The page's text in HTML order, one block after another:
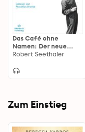
Das Café ohne
Namen: Der neue
Roman des
Robert Seethaler
Zum Einstieg